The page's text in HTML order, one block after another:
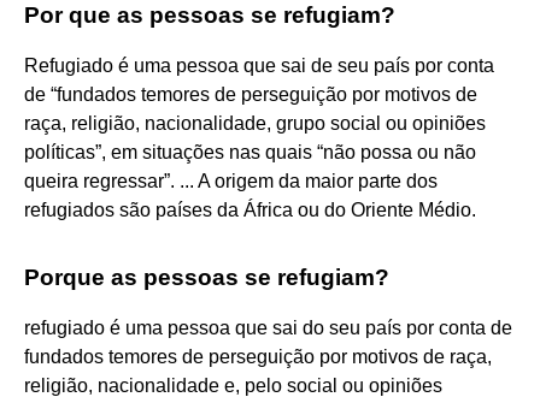
Por que as pessoas se refugiam?
Refugiado é uma pessoa que sai de seu país por conta
de “fundados temores de perseguição por motivos de
raça, religião, nacionalidade, grupo social ou opiniões
políticas”, em situações nas quais “não possa ou não
queira regressar”. ... A origem da maior parte dos
refugiados são países da África ou do Oriente Médio.
Porque as pessoas se refugiam?
refugiado é uma pessoa que sai do seu país por conta de
fundados temores de perseguição por motivos de raça,
religião, nacionalidade e, pelo social ou opiniões